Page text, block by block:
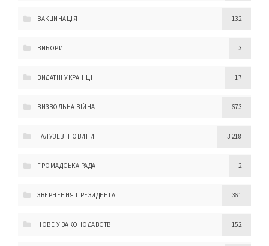
ВАКЦИНАЦІЯ 132
ВИБОРИ 3
ВИДАТНІ УКРАЇНЦІ 17
ВИЗВОЛЬНА ВІЙНА 673
ГАЛУЗЕВІ НОВИНИ 3 218
ГРОМАДСЬКА РАДА 2
ЗВЕРНЕННЯ ПРЕЗИДЕНТА 361
НОВЕ У ЗАКОНОДАВСТВІ 152